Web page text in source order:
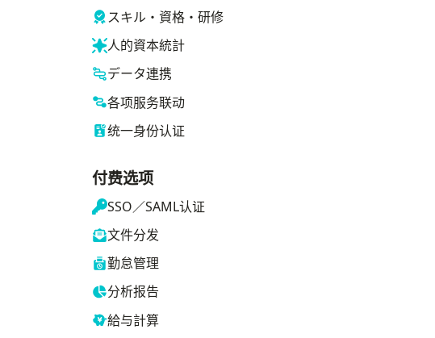
スキル・資格・研修
人的資本統計
データ連携
各项服务联动
统一身份认证
付费选项
SSO／SAML认证
文件分发
勤怠管理
分析报告
給与計算